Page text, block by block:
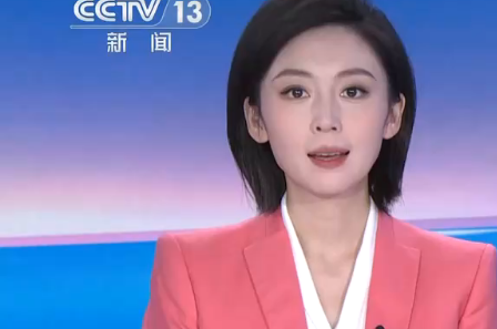
财经 教育 乡村振兴 生态环境 一带一路
大国保险 云顶对话
节目单 片库 热播榜